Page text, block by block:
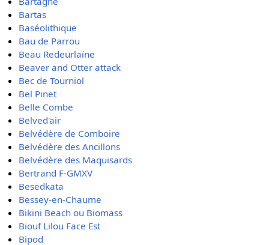
Bartas
Baséolithique
Bau de Parrou
Beau Redeurlaïne
Beaver and Otter attack
Bec de Tourniol
Bel Pinet
Belle Combe
Belved'air
Belvédère de Comboire
Belvédère des Ancillons
Belvédère des Maquisards
Bertrand F-GMXV
Besedkata
Bessey-en-Chaume
Bikini Beach ou Biomass
Biouf Lilou Face Est
Bipod